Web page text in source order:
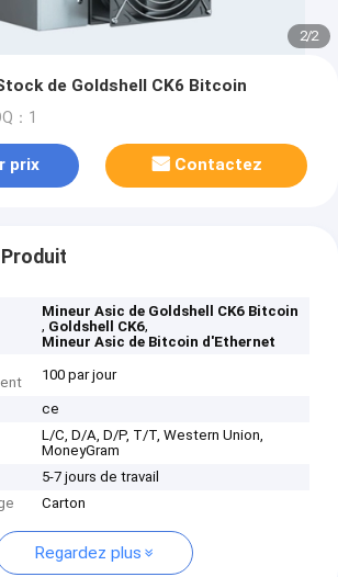
2/2
de Goldshell CK6 Bitcoin
：1
prix Contactez
Mineur Asic de Goldshell CK6 Bitcoin
, Goldshell CK6,
Mineur Asic de Bitcoin d'Ethernet
100 par jour
ce
L/C, D/A, D/P, T/T, Western Union,
MoneyGram
5-7 jours de travail
Carton
Regardez plus